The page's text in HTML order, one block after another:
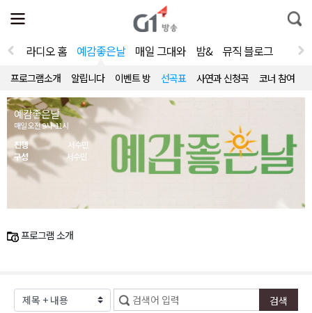
전
체
뉴
열
통
합
라디오 홈 예감좋은날 매일 그대와 밤& 뮤직 블로그
프로그램소개 알립니다 이벤트 방 선곡표 사연과 신청곡 코너 참여
예감좋은날
매일 오전 9시~11시
진행
서수민
구성
서수민
프로그램 소개